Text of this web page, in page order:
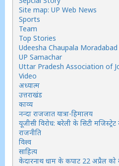
Site map: UP Web News
Sports
Team
Top Stories
Udeesha Chaupala Moradabad
UP Samachar
Uttar Pradesh Association of
Video
अध्यात्म
उत्तराखंड
काव्य
नन्दा राजजात यात्रा-हिमालय
यूजीसी विरोध: बरेली के सिटी मजिस्ट्रेट
राजनीति
विश्व
साहित्य
केदारनाथ धाम के कपाट 22 अप्रैल